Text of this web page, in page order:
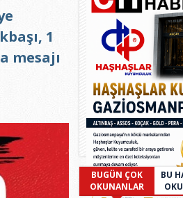
1
mesajı
BUGÜN ÇOK
OKUNANLAR
BU